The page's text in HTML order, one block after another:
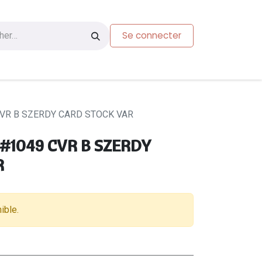
Se connecter
B SZERDY CARD STOCK VAR
CVR B SZERDY